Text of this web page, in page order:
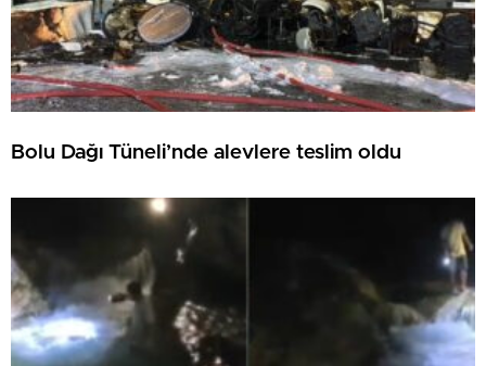
Bolu Dağı Tüneli’nde alevlere teslim oldu